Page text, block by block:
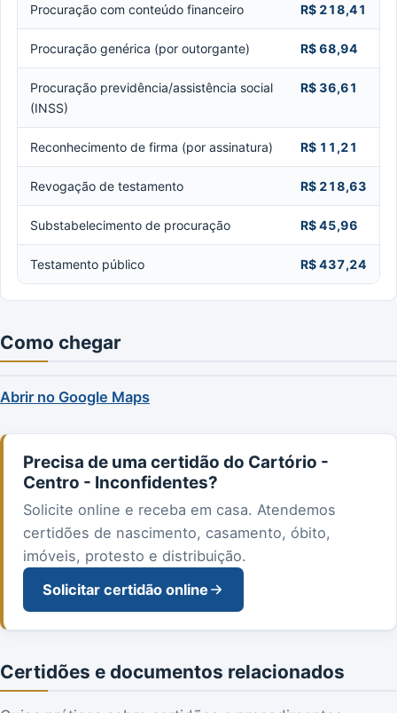
Procuração com conteúdo financeiro R$ 218,41
Procuração genérica (por outorgante) R$ 68,94
Procuração previdência/assistência social
(INSS)
R$ 36,61
Reconhecimento de firma (por assinatura) R$ 11,21
Revogação de testamento R$ 218,63
Substabelecimento de procuração R$ 45,96
Testamento público R$ 437,24
Como chegar
Abrir no Google Maps
Precisa de uma certidão do Cartório -
Centro - Inconfidentes?
Solicite online e receba em casa. Atendemos
certidões de nascimento, casamento, óbito,
imóveis, protesto e distribuição.
Solicitar certidão online
Certidões e documentos relacionados